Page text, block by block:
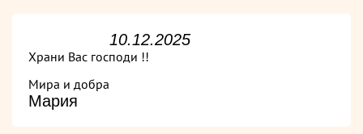
10.12.2025
Храни Вас господи !!
Мира и добра
Мария